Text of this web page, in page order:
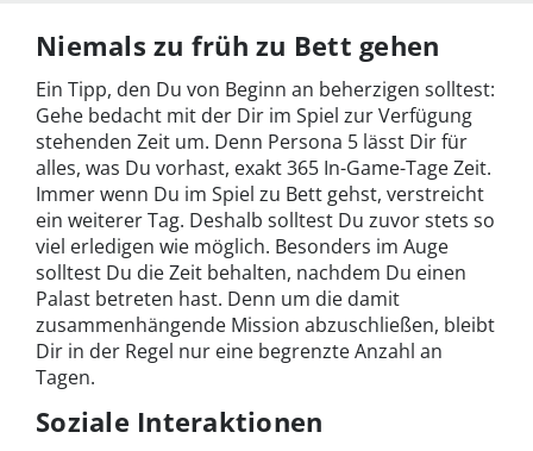
Niemals zu früh zu Bett gehen
Ein Tipp, den Du von Beginn an beherzigen solltest:
Gehe bedacht mit der Dir im Spiel zur Verfügung
stehenden Zeit um. Denn Persona 5 lässt Dir für
alles, was Du vorhast, exakt 365 In-Game-Tage Zeit.
Immer wenn Du im Spiel zu Bett gehst, verstreicht
ein weiterer Tag. Deshalb solltest Du zuvor stets so
viel erledigen wie möglich. Besonders im Auge
solltest Du die Zeit behalten, nachdem Du einen
Palast betreten hast. Denn um die damit
zusammenhängende Mission abzuschließen, bleibt
Dir in der Regel nur eine begrenzte Anzahl an
Tagen.
Soziale Interaktionen